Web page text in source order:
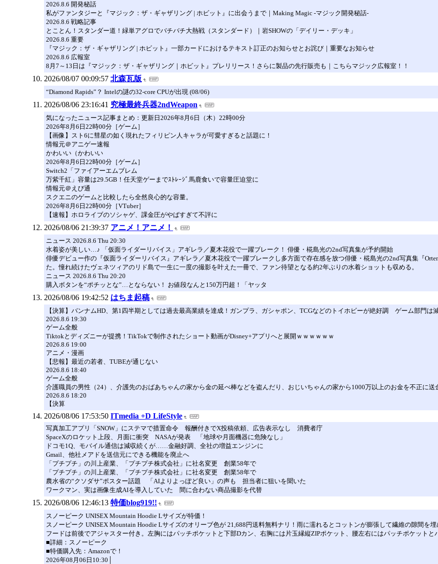
2026.8.6 開発秘話
私がファンタジーと『マジック：ザ・ギャザリング | ホビット』に出会うまで｜Making Magic -マジック開発秘話-
2026.8.6 戦略記事
とことん！スタンダー道！緑単アグロでバチバチ大熱戦（スタンダード）｜岩SHOWの「デイリー・デッキ」
2026.8.6 重要
『マジック：ザ・ギャザリング | ホビット』一部カードにおけるテキスト訂正のお知らせとお詫び｜重要なお知らせ
2026.8.6 広報室
8月7～13日は『マジック：ザ・ギャザリング｜ホビット』プレリリース！さらに製品の先行販売も｜こちらマジック広報室！！
2026/08/07 00:09:57 北森瓦版
“Diamond Rapids”？ Intelの謎の32-core CPUが出現 (08/06)
2026/08/06 23:16:41 究極最終兵器2ndWeapon
気になったニュース記事まとめ：更新日2026年8月6日（木）22時00分
2026年8月6日22時00分［ゲーム］
【画像】スト6に彗星の如く現れたフィリピン人キャラが可愛すぎると話題に！
情報元＠アニゲー速報
かわいい（かわいい
2026年8月6日22時00分［ゲーム］
Switch2「ファイアーエムブレム
万紫千紅」容量は29.5GB！任天堂ゲーまでｽﾄﾚｰｼﾞ馬鹿食いで容量圧迫堂に
情報元＠えび通
スクエニのゲームと比較したら全然良心的な容量。
2026年8月6日22時00分［VTuber］
【速報】ホロライブのソシャゲ、課金圧がやばすぎて不評に
2026/08/06 21:39:37 アニメ！アニメ！
ニュース 2026.8.6 Thu 20:30
水着姿が美しい…♪ 「仮面ライダーリバイス」アギレラ／夏木花役で一躍ブレーク！ 俳優・椛島光の2nd写真集が予約開始
俳優デビュー作の『仮面ライダーリバイス』アギレラ／夏木花役で一躍ブレークし多方面で存在感を放つ俳優・椛島光の2nd写真集『
た。憧れ続けたヴェネツィアのリド島で一生に一度の撮影を叶えた一冊で、ファン待望となる約2年ぶりの水着ショットも収める。
ニュース 2026.8.6 Thu 20:20
購入ボタンを“ポチッとな”…とならない！ お値段なんと150万円超！「ヤッタ
2026/08/06 19:42:52 はちま起稿
【決算】バンナムHD、第1四半期としては過去最高業績を達成！ガンプラ、ガシャポン、TCGなどのトイホビーが絶好調 ゲーム部門は
2026.8.6 19:30
ゲーム全般
Tiktokとディズニーが提携！TikTokで制作されたショート動画がDisney+アプリへと展開ｗｗｗｗｗｗ
2026.8.6 19:00
アニメ・漫画
【悲報】最近の若者、TUBEが通じない
2026.8.6 18:40
ゲーム全般
介護職員の男性（24）、介護先のおばあちゃんの家から金の延べ棒などを盗んだり、おじいちゃんの家から1000万以上のお金を不正に送
2026.8.6 18:20
【決算
2026/08/06 17:53:50 ITmedia +D LifeStyle
写真加工アプリ「SNOW」にステマで措置命令 報酬付きでX投稿依頼、広告表示なし 消費者庁
SpaceXのロケット上段、月面に衝突 NASAが発表 「地球や月面機器に危険なし」
ドコモ1Q、モバイル通信は減収続くが……金融好調、全社の増益エンジンに
Gmail、他社メアドを送信元にできる機能を廃止へ
「プチプチ」の川上産業、「プチプチ株式会社」に社名変更 創業58年で
「プチプチ」の川上産業、「プチプチ株式会社」に社名変更 創業58年で
農水省の“クソダサ”ポスター話題 「AIよりよっぽど良い」の声も 担当者に狙いを聞いた
ワークマン、実は画像生成AIを導入していた 間に合わない商品撮影を代替
2026/08/06 12:46:13 特価blog919!!
スノーピーク UNISEX Mountain Hoodie Lサイズが特価！
スノーピーク UNISEX Mountain Hoodie Lサイズのオリーブ色が 21,688円送料無料ナリ！雨に濡れるとコットンが膨張して繊維の隙間を
フードは前後でアジャスター付き。左胸にはパッチポケットと下部Dカン、右胸には片玉縁縦ZIPポケット、腰左右にはパッチポケット
■詳細：スノーピーク
■特価購入先：Amazonで！
2026年08月06日10:30│